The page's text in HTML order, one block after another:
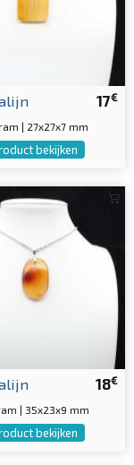
17€
| 27x27x7 mm
bekijken
18€
| 35x23x9 mm
bekijken